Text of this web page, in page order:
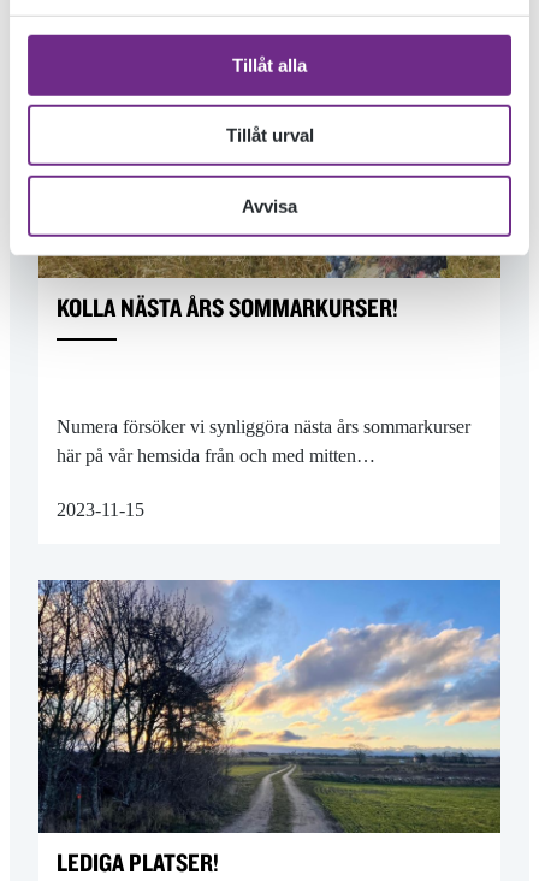
Tillåt alla
Tillåt urval
Avvisa
KOLLA NÄSTA ÅRS SOMMARKURSER!
Numera försöker vi synliggöra nästa års sommarkurser
här på vår hemsida från och med mitten…
2023-11-15
LEDIGA PLATSER!